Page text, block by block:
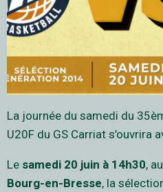
La journée du samedi du
U20F du GS Carriat s’ouvrira
Le samedi 20 juin à 14h30, au
Bourg-en-Bresse, la